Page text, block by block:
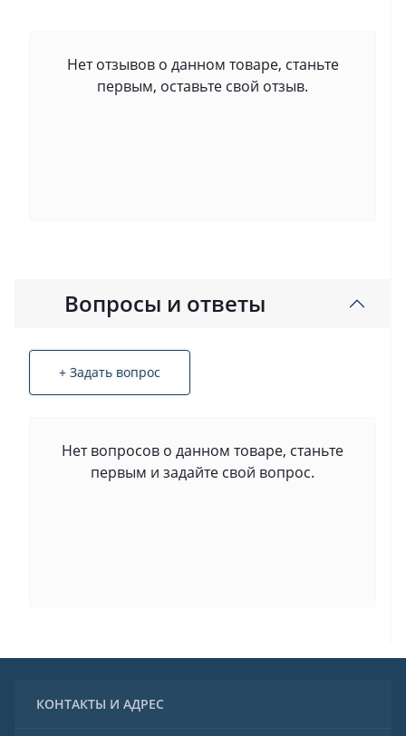
Нет отзывов о данном товаре, станьте
первым, оставьте свой отзыв.
Вопросы и ответы
+ Задать вопрос
Нет вопросов о данном товаре, станьте
первым и задайте свой вопрос.
КОНТАКТЫ И АДРЕС